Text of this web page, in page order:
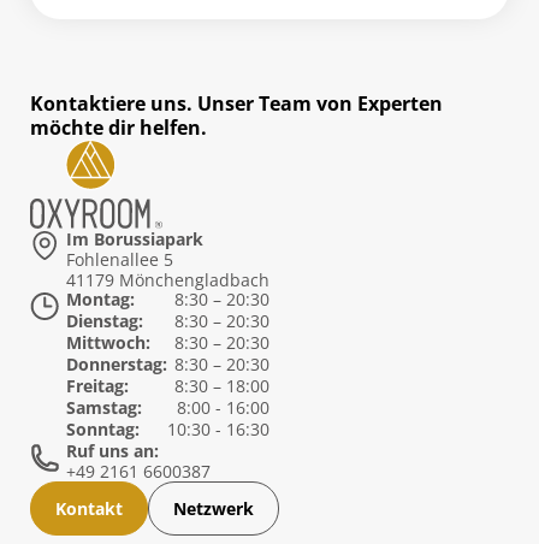
Kontaktiere uns. Unser Team von Experten
möchte dir helfen.
Im Borussiapark
Fohlenallee 5
41179 Mönchengladbach
Montag:
8:30 – 20:30
Dienstag:
8:30 – 20:30
Mittwoch:
8:30 – 20:30
Donnerstag: 8:30 – 20:30
Freitag:
8:30 – 18:00
Samstag:
8:00 - 16:00
Sonntag:
10:30 - 16:30
Ruf uns an:
+49 2161 6600387
Kontakt
Netzwerk